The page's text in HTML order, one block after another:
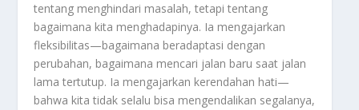
tentang menghindari masalah, tetapi tentang
bagaimana kita menghadapinya. Ia mengajarkan
fleksibilitas—bagaimana beradaptasi dengan
perubahan, bagaimana mencari jalan baru saat jalan
lama tertutup. Ia mengajarkan kerendahan hati—
bahwa kita tidak selalu bisa mengendalikan segalanya,